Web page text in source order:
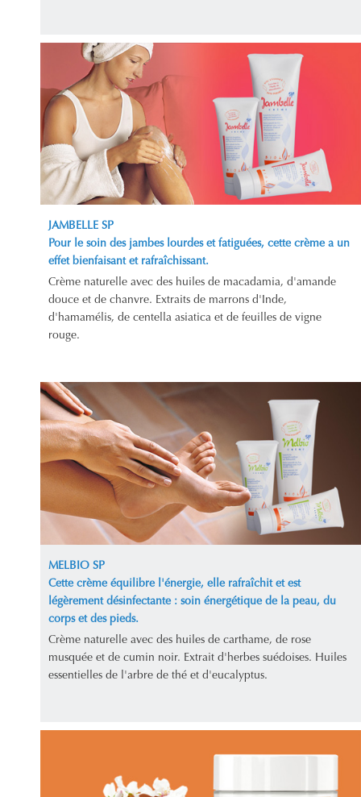
JAMBELLE SP
Pour le soin des jambes lourdes et fatiguées, cette crème a un
effet bienfaisant et rafraîchissant.
Crème naturelle avec des huiles de macadamia, d'amande
douce et de chanvre. Extraits de marrons d'Inde,
d'hamamélis, de centella asiatica et de feuilles de vigne
rouge.
MELBIO SP
Cette crème équilibre l'énergie, elle rafraîchit et est
légèrement désinfectante : soin énergétique de la peau, du
corps et des pieds.
Crème naturelle avec des huiles de carthame, de rose
musquée et de cumin noir. Extrait d'herbes suédoises. Huiles
essentielles de l'arbre de thé et d'eucalyptus.